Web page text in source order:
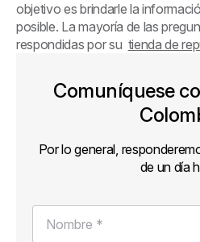
objetivo es brindarle la
posible. La mayoría de las
respondidas por su tienda de
Comuníquese
Por lo general,
de un día